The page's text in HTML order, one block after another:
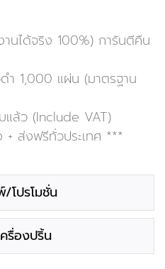
านได้จริง 100%) การันตีคืน
1,000 แผ่น (มาตรฐาน
แล้ว (Include VAT)
ส่งฟรีทั่วประเทศ ***
โปรโมชั่น
รื่องปริ้น